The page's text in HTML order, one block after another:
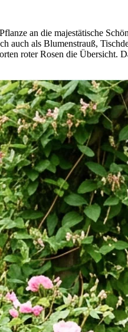
an die majestätische
auch als Blumenstrauß,
roter Rosen die Übersicht.